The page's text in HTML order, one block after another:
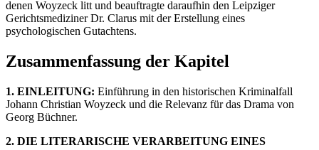
denen Woyzeck litt und beauftragte daraufhin den Leipziger
Gerichtsmediziner Dr. Clarus mit der Erstellung eines
psychologischen Gutachtens.
Zusammenfassung der Kapitel
1. EINLEITUNG: Einführung in den historischen Kriminalfall
Johann Christian Woyzeck und die Relevanz für das Drama von
Georg Büchner.
2. DIE LITERARISCHE VERARBEITUNG EINES